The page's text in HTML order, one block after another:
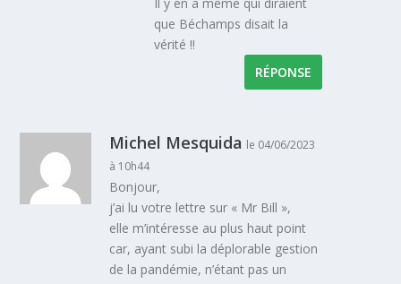
que Béchamps disait la
vérité !!
RÉPONSE
Michel Mesquida le 04/06/2023
à 10h44
Bonjour,
j’ai lu votre lettre sur « Mr Bill »,
elle m’intéresse au plus haut point
car, ayant subi la déplorable gestion
de la pandémie, n’étant pas un